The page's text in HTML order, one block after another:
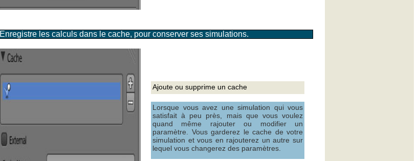
Enregistre les calculs dans le cache, pour conserver ses simulations.
Lorsque vous avez une simulation qui vous
satisfait à peu près, mais que vous voulez
quand même rajouter ou modifier un
paramètre. Vous garderez le cache de votre
simulation et vous en rajouterez un autre sur
lequel vous changerez des paramètres.
Ajoute ou supprime un cache